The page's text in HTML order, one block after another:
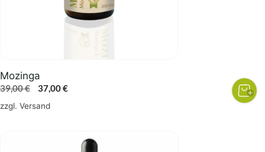
Mozinga
39,00€
Ursprünglicher
Preis
37,00€Aktueller
zzgl. Versand